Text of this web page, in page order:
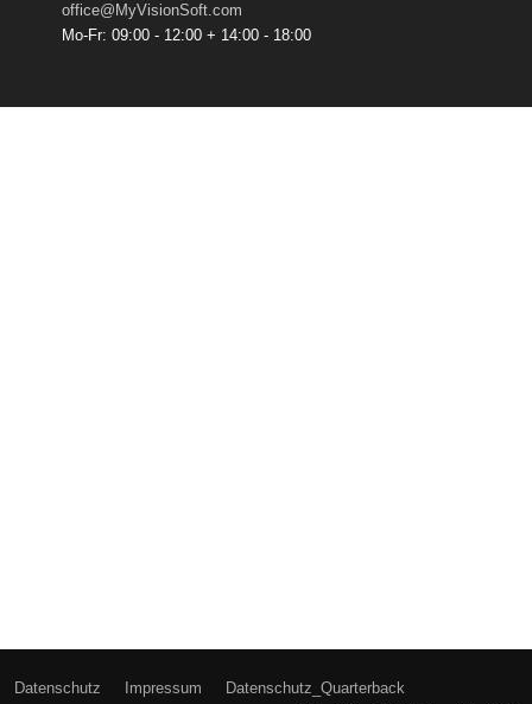
office@MyVisionSoft.com
Mo-Fr: 09:00 - 12:00 + 14:00 - 18:00
Datenschutz Impressum
Datenschutz_Quarterback